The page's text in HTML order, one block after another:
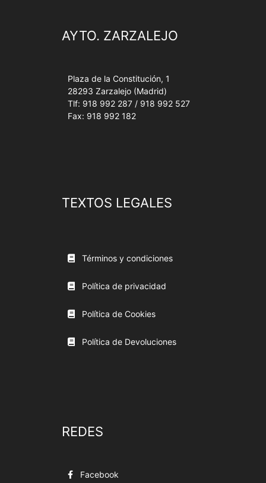
AYTO. ZARZALEJO
Plaza de la Constitución, 1
28293 Zarzalejo (Madrid)
Tlf: 918 992 287 / 918 992 527
Fax: 918 992 182
TEXTOS LEGALES
Términos y condiciones
Política de privacidad
Política de Cookies
Política de Devoluciones
REDES
Facebook